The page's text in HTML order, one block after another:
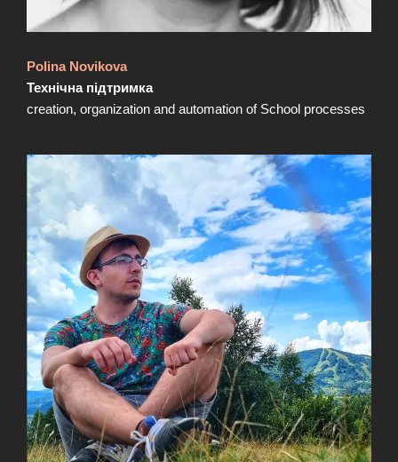
Polina Novikova
Технічна підтримка
creation, organization and automation of School processes